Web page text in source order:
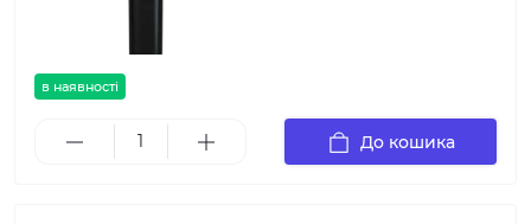
в наявності
До кошика